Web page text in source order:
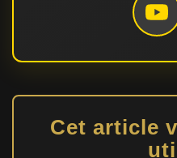
Cet article